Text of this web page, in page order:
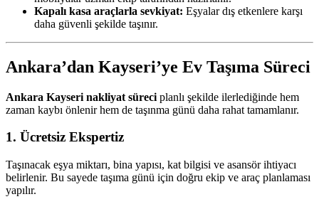
Kapalı kasa araçlarla sevkiyat: Eşyalar dış etkenlere karşı
daha güvenli şekilde taşınır.
Ankara’dan Kayseri’ye Ev Taşıma Süreci
Ankara Kayseri nakliyat süreci planlı şekilde ilerlediğinde hem
zaman kaybı önlenir hem de taşınma günü daha rahat tamamlanır.
1. Ücretsiz Ekspertiz
Taşınacak eşya miktarı, bina yapısı, kat bilgisi ve asansör ihtiyacı
belirlenir. Bu sayede taşıma günü için doğru ekip ve araç planlaması
yapılır.